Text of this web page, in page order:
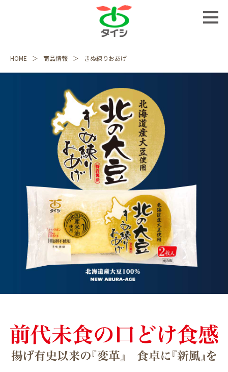
HOME 商品情報 きぬ練りおあげ